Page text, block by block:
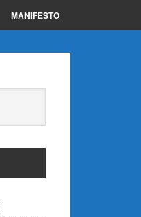
MANIFESTO